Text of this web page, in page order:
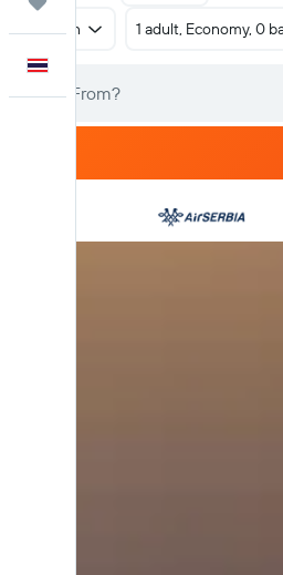
Return 1 adult, Economy, 0